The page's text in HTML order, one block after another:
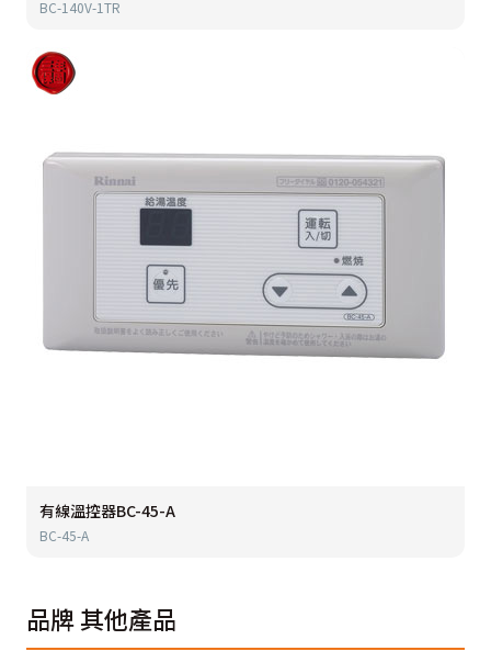
BC-140V-1TR
有線溫控器BC-45-A
BC-45-A
品牌其他產品